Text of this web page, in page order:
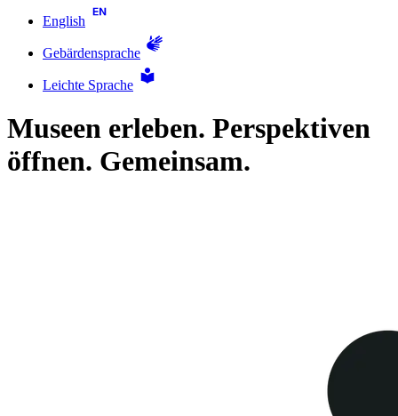
English
Gebärdensprache
Leichte Sprache
Museen erleben. Perspektiven
öffnen. Gemeinsam.